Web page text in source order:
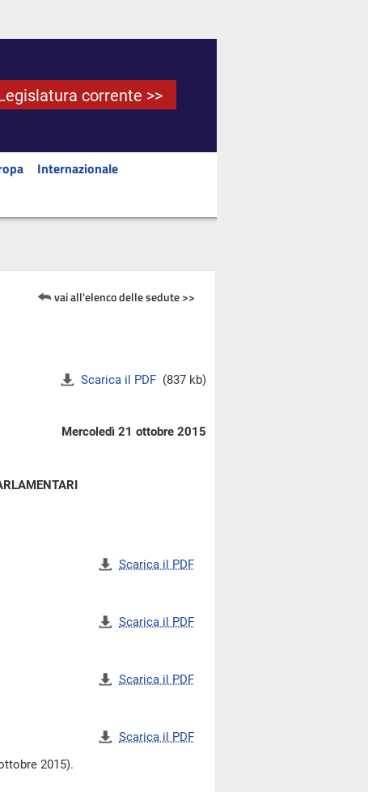
corrente >>
Internazionale
vai all'elenco delle sedute >>
Scarica il PDF (837 kb)
Mercoledì 21 ottobre 2015
Scarica il PDF
Scarica il PDF
Scarica il PDF
Scarica il PDF
2015).